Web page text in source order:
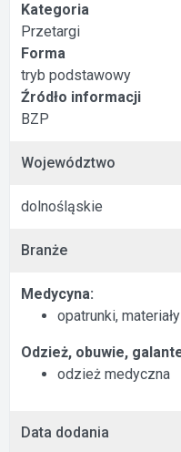
Kategoria
Przetargi
Forma
tryb podstawowy
Źródło informacji
BZP
Województwo
dolnośląskie
Branże
Medycyna:
opatrunki,
Odzież, obuwie,
odzież medyczna
Data dodania